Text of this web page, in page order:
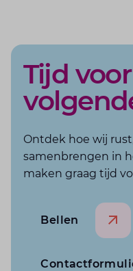
Tijd
Ontdek hoe wij
samenbrengen in
maken graag tijd
Bellen